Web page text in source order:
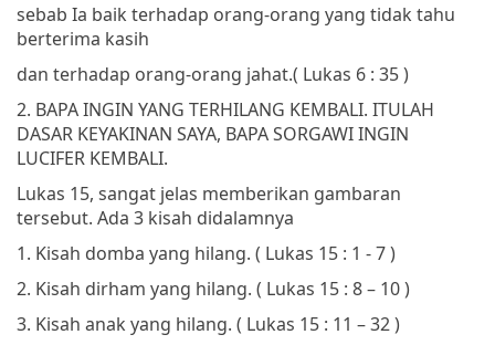
sebab Ia baik terhadap orang-orang yang tidak tahu
berterima kasih
dan terhadap orang-orang jahat.( Lukas 6 : 35 )
2. BAPA INGIN YANG TERHILANG KEMBALI. ITULAH
DASAR KEYAKINAN SAYA, BAPA SORGAWI INGIN
LUCIFER KEMBALI.
Lukas 15, sangat jelas memberikan gambaran
tersebut. Ada 3 kisah didalamnya
1. Kisah domba yang hilang. ( Lukas 15 : 1 - 7 )
2. Kisah dirham yang hilang. ( Lukas 15 : 8 – 10 )
3. Kisah anak yang hilang. ( Lukas 15 : 11 – 32 )